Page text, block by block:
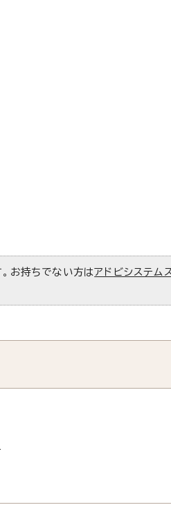
お持ちでない方はアドビシステム